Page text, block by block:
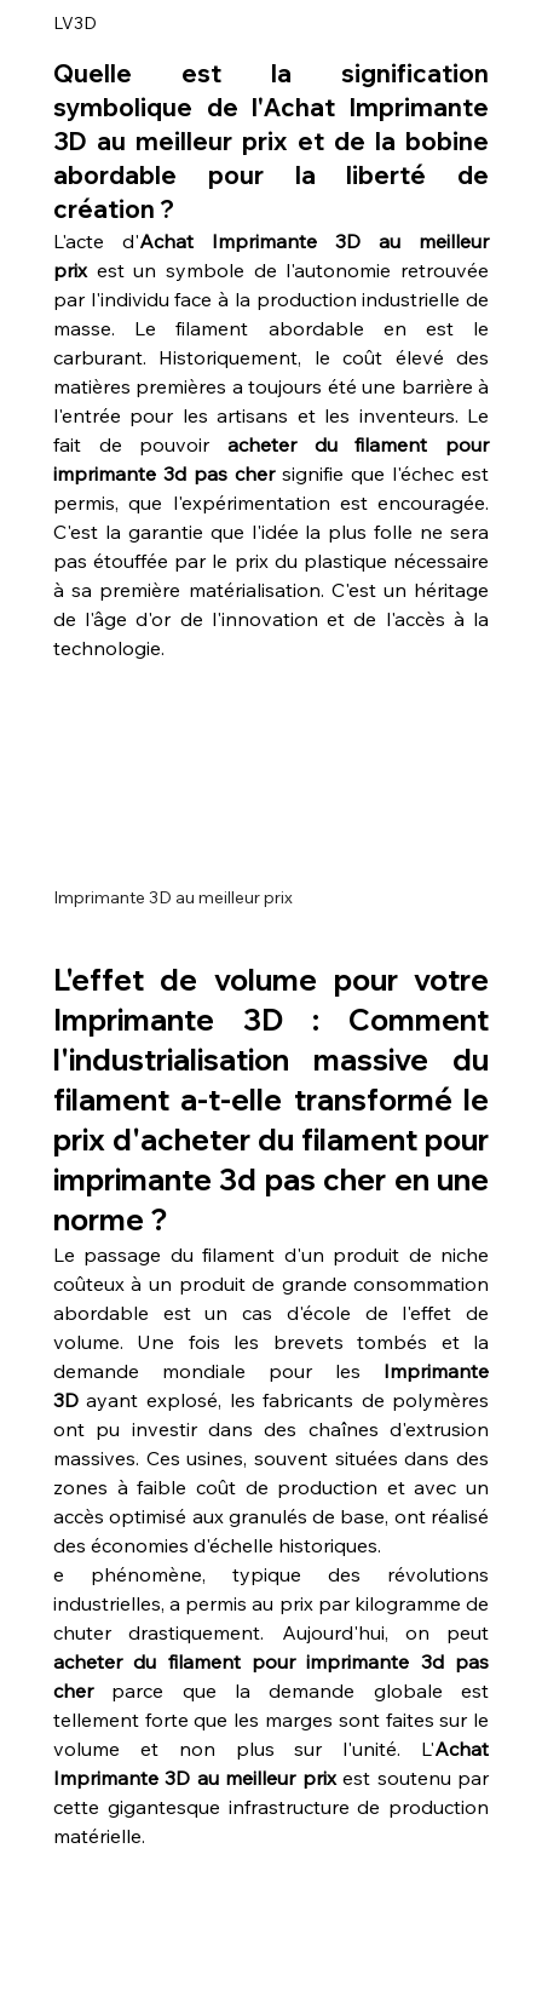
LV3D
Quelle est la signification
symbolique de l'Achat Imprimante
3D au meilleur prix et de la bobine
abordable pour la liberté de
création ?
L'acte d'Achat Imprimante 3D au meilleur
prix est un symbole de l'autonomie retrouvée
par l'individu face à la production industrielle de
masse. Le filament abordable en est le
carburant. Historiquement, le coût élevé des
matières premières a toujours été une barrière à
l'entrée pour les artisans et les inventeurs. Le
fait de pouvoir acheter du filament pour
imprimante 3d pas cher signifie que l'échec est
permis, que l'expérimentation est encouragée.
C'est la garantie que l'idée la plus folle ne sera
pas étouffée par le prix du plastique nécessaire
à sa première matérialisation. C'est un héritage
de l'âge d'or de l'innovation et de l'accès à la
technologie.
Imprimante 3D au meilleur prix
L'effet de volume pour votre
Imprimante 3D : Comment
l'industrialisation massive du
filament a-t-elle transformé le
prix d'acheter du filament pour
imprimante 3d pas cher en une
norme ?
Le passage du filament d'un produit de niche
coûteux à un produit de grande consommation
abordable est un cas d'école de l'effet de
volume. Une fois les brevets tombés et la
demande mondiale pour les Imprimante
3D ayant explosé, les fabricants de polymères
ont pu investir dans des chaînes d'extrusion
massives. Ces usines, souvent situées dans des
zones à faible coût de production et avec un
accès optimisé aux granulés de base, ont réalisé
des économies d'échelle historiques.
e phénomène, typique des révolutions
industrielles, a permis au prix par kilogramme de
acheter du filament pour imprimante 3d pas
cher parce que la demande globale est
tellement forte que les marges sont faites sur le
volume et non plus sur l'unité. L'Achat
Imprimante 3D au meilleur prix est soutenu par
cette gigantesque infrastructure de production
matérielle.